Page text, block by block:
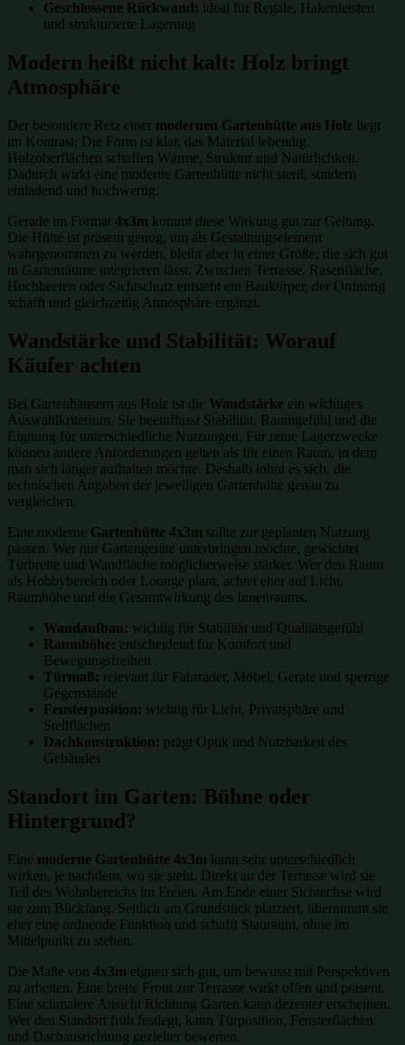
Geschlossene Rückwand: ideal für Regale, Hakenleisten
und strukturierte Lagerung
Modern heißt nicht kalt: Holz bringt
Atmosphäre
Der besondere Reiz einer modernen Gartenhütte aus Holz liegt
im Kontrast: Die Form ist klar, das Material lebendig.
Holzoberflächen schaffen Wärme, Struktur und Natürlichkeit.
Dadurch wirkt eine moderne Gartenhütte nicht steril, sondern
einladend und hochwertig.
Gerade im Format 4x3m kommt diese Wirkung gut zur Geltung.
Die Hütte ist präsent genug, um als Gestaltungselement
wahrgenommen zu werden, bleibt aber in einer Größe, die sich gut
in Gartenräume integrieren lässt. Zwischen Terrasse, Rasenfläche,
Hochbeeten oder Sichtschutz entsteht ein Baukörper, der Ordnung
schafft und gleichzeitig Atmosphäre ergänzt.
Wandstärke und Stabilität: Worauf
Käufer achten
Bei Gartenhäusern aus Holz ist die Wandstärke ein wichtiges
Auswahlkriterium. Sie beeinflusst Stabilität, Raumgefühl und die
Eignung für unterschiedliche Nutzungen. Für reine Lagerzwecke
können andere Anforderungen gelten als für einen Raum, in dem
man sich länger aufhalten möchte. Deshalb lohnt es sich, die
technischen Angaben der jeweiligen Gartenhütte genau zu
vergleichen.
Eine moderne Gartenhütte 4x3m sollte zur geplanten Nutzung
passen. Wer nur Gartengeräte unterbringen möchte, gewichtet
Türbreite und Wandfläche möglicherweise stärker. Wer den Raum
als Hobbybereich oder Lounge plant, achtet eher auf Licht,
Raumhöhe und die Gesamtwirkung des Innenraums.
Wandaufbau: wichtig für Stabilität und Qualitätsgefühl
Raumhöhe: entscheidend für Komfort und
Bewegungsfreiheit
Türmaß: relevant für Fahrräder, Möbel, Geräte und sperrige
Gegenstände
Fensterposition: wichtig für Licht, Privatsphäre und
Stellflächen
Dachkonstruktion: prägt Optik und Nutzbarkeit des
Gebäudes
Standort im Garten: Bühne oder
Hintergrund?
Eine moderne Gartenhütte 4x3m kann sehr unterschiedlich
wirken, je nachdem, wo sie steht. Direkt an der Terrasse wird sie
Teil des Wohnbereichs im Freien. Am Ende einer Sichtachse wird
sie zum Blickfang. Seitlich am Grundstück platziert, übernimmt sie
eher eine ordnende Funktion und schafft Stauraum, ohne im
Mittelpunkt zu stehen.
Die Maße von 4x3m eignen sich gut, um bewusst mit Perspektiven
zu arbeiten. Eine breite Front zur Terrasse wirkt offen und präsent.
Eine schmalere Ansicht Richtung Garten kann dezenter erscheinen.
Wer den Standort früh festlegt, kann Türposition, Fensterflächen
und Dachausrichtung gezielter bewerten.